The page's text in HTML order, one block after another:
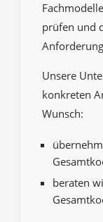
prüfen und
Unsere
konkreten
Wunsch:
beraten